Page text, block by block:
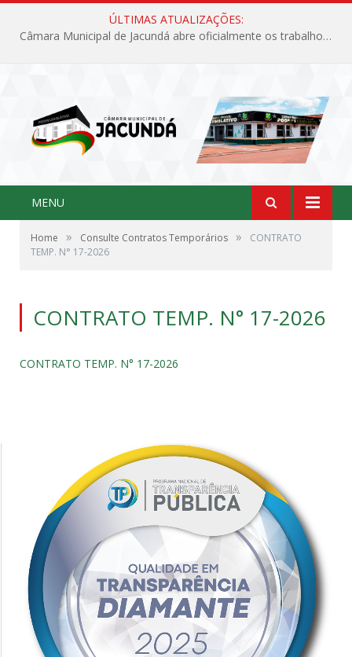
ÚLTIMAS ATUALIZAÇÕES:
Câmara Municipal de Jacundá abre oficialmente os trabalhos legislativos de 2026
MENU
Home » Consulte Contratos Temporários »
CONTRATO
TEMP. N° 17-2026
CONTRATO TEMP. N° 17-2026
CONTRATO TEMP. N° 17-2026